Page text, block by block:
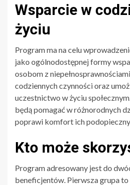
Wsparcie w
życiu
Program ma na celu
jako ogólnodostępnej formy
osobom z
codziennych czynności oraz
uczestnictwo w życiu
będą pomagać w różnorodnych
poprawi komfort ich
Kto może
Program adresowany jest do
beneficjentów. Pierwsza grupa to